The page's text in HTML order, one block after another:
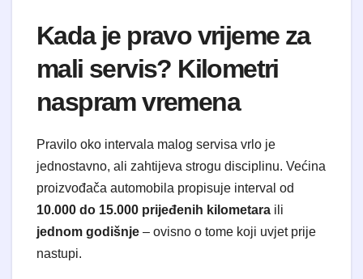
Kada je pravo vrijeme za
mali servis? Kilometri
naspram vremena
Pravilo oko intervala malog servisa vrlo je
jednostavno, ali zahtijeva strogu disciplinu. Većina
proizvođača automobila propisuje interval od
10.000 do 15.000 prijeđenih kilometara ili
jednom godišnje – ovisno o tome koji uvjet prije
nastupi.